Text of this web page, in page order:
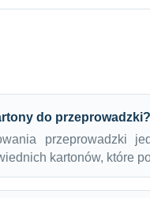
do przeprowadzki?
przeprowadzki
kartonów, które